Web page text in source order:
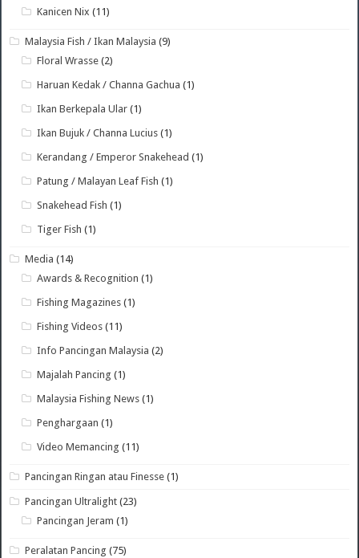
Kanicen Nix (11)
Malaysia Fish / Ikan Malaysia (9)
Floral Wrasse (2)
Haruan Kedak / Channa Gachua (1)
Ikan Berkepala Ular (1)
Ikan Bujuk / Channa Lucius (1)
Kerandang / Emperor Snakehead (1)
Patung / Malayan Leaf Fish (1)
Snakehead Fish (1)
Tiger Fish (1)
Media (14)
Awards & Recognition (1)
Fishing Magazines (1)
Fishing Videos (11)
Info Pancingan Malaysia (2)
Majalah Pancing (1)
Malaysia Fishing News (1)
Penghargaan (1)
Video Memancing (11)
Pancingan Ringan atau Finesse (1)
Pancingan Ultralight (23)
Pancingan Jeram (1)
Peralatan Pancing (75)